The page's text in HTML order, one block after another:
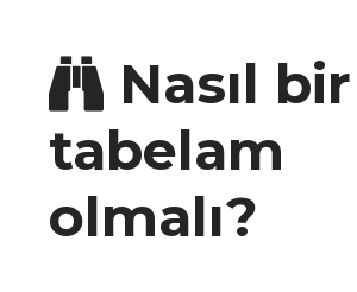
Nasıl bir
tabelam
olmalı?